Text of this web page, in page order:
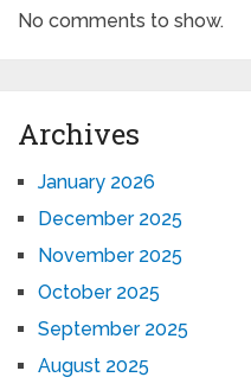
No comments to show.
Archives
January 2026
December 2025
November 2025
October 2025
September 2025
August 2025